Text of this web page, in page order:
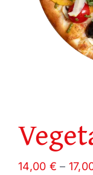
14,00 € –